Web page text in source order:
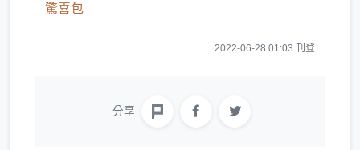
驚喜包
2022-06-28 01:03 刊登
分享